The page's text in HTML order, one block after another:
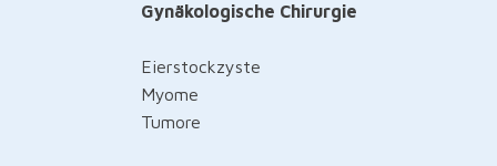
Gynäkologische Chirurgie
Eierstockzyste
Myome
Tumore